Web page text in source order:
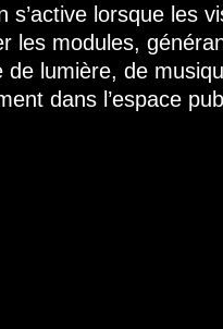
s’active lorsque les
les modules,
de lumière, de
dans l’espace